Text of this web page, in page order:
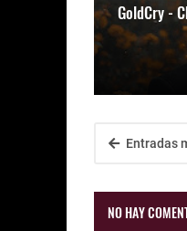
GoldCry -
Entradas
NO HAY